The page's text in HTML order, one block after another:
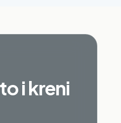
i kreni